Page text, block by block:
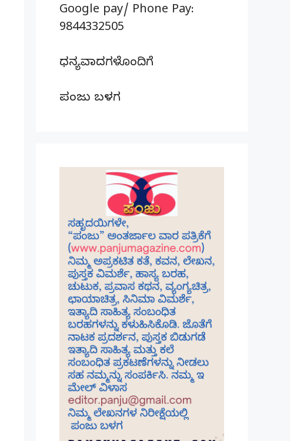
Google pay/ Phone Pay:
9844332505
ಧನ್ಯವಾದಗಳೊಂದಿಗೆ
ಪಂಜು ಬಳಗ